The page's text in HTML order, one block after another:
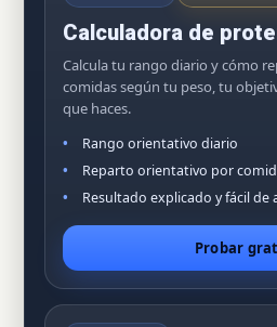
Calculadora de
Calcula tu rango diario y cómo
comidas según tu peso, tu
que haces.
Rango orientativo diario
Reparto orientativo por
Resultado explicado y fácil de
Probar